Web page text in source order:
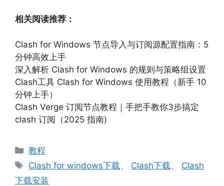
相关阅读推荐：
Clash for Windows 节点导入与订阅源配置指南：5
分钟高效上手
深入解析 Clash for Windows 的规则与策略组设置
Clash工具 Clash for Windows 使用教程（新手 10
分钟上手）
Clash Verge 订阅节点教程｜手把手教你3步搞定
clash 订阅（2025 指南)
分
类
教程
标
签
Clash for windows下载、 Clash下载、 Clash
下载安装